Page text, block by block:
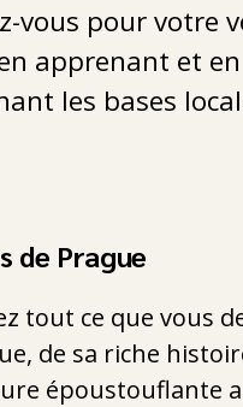
vous pour votre
apprenant et en
les bases
de Prague
tout ce que vous
de sa riche
époustouflante